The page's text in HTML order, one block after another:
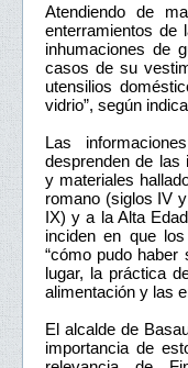
Atendiendo de
enterramientos de
inhumaciones de
casos de su
utensilios
vidrio”, según
Las
desprenden de las
y materiales
romano (siglos IV
IX) y a la Alta
inciden en que
“cómo pudo haber
lugar, la práctica
alimentación y las
El alcalde de
importancia de